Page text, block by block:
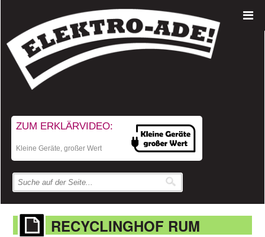
ZUM ERKLÄRVIDEO:
Kleine Geräte, großer Wert
RECYCLINGHOF RUM